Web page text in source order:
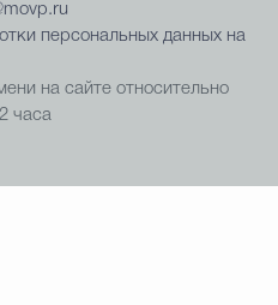
персональных данных на
на сайте относительно
часа